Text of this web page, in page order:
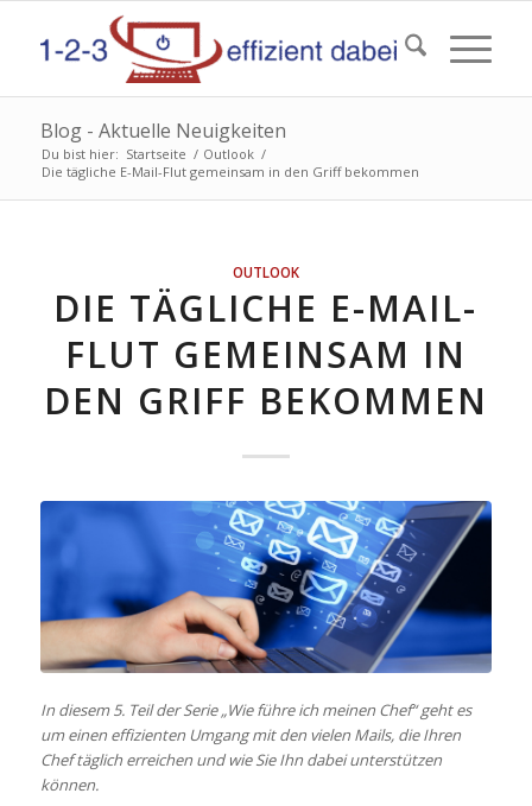
Blog - Aktuelle Neuigkeiten
Du bist hier: Startseite / Outlook /
Die tägliche E-Mail-Flut gemeinsam in den Griff bekommen
OUTLOOK
DIE TÄGLICHE E-MAIL-
FLUT GEMEINSAM IN
DEN GRIFF BEKOMMEN
In diesem 5. Teil der Serie „Wie führe ich meinen Chef“ geht es
um einen effizienten Umgang mit den vielen Mails, die Ihren
Chef täglich erreichen und wie Sie Ihn dabei unterstützen
können.